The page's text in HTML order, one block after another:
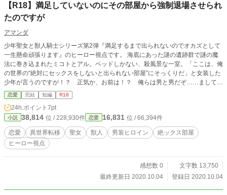
【R18】満足していないのにその部屋から強制退場させられ
たのですが
アマンダ
少年聖女と獣人騎士シリーズ第2弾『満足するまで出られないのでオカズとして
一生懸命頑張ります』のヒーロー視点です。 海底にあった謎の遺跡群で謎の魔
法に巻き込まれたミコトとアル。ベッドしかない、殺風景な一室。「ここは、俺
の世界の“絶対にセックスをしないと出られない部屋”にそっくりだ」と女装した
少年が言うのですが！？ 正気か、お前は！？ 俺らは男と男だぞ……ましてや
お前は未成年で……俺はもう、これ以上お前を汚したくないのだが。こっちが必
死で抑え込んでいるというのに、なんでそんなに煽ってくるんだ！！ ヒーロー
にとっての精神的BLですが残念、そうじゃないんです。ゴリゴリに削られてい
く獣人騎士の理性の崩壊をお楽しみください！ 前後編です。
恋愛 完結 短編 R18
24h.ポイント 7pt
小説 38,814 位 / 228,930件 恋愛 16,831 位 / 66,394件
恋愛 異世界転移 聖女 獣人 男装ヒロイン
絶ックス部屋
ヒーロー視点
感想数 0
文字数 13,750
最終更新日 2020.10.04
登録日 2020.10.04